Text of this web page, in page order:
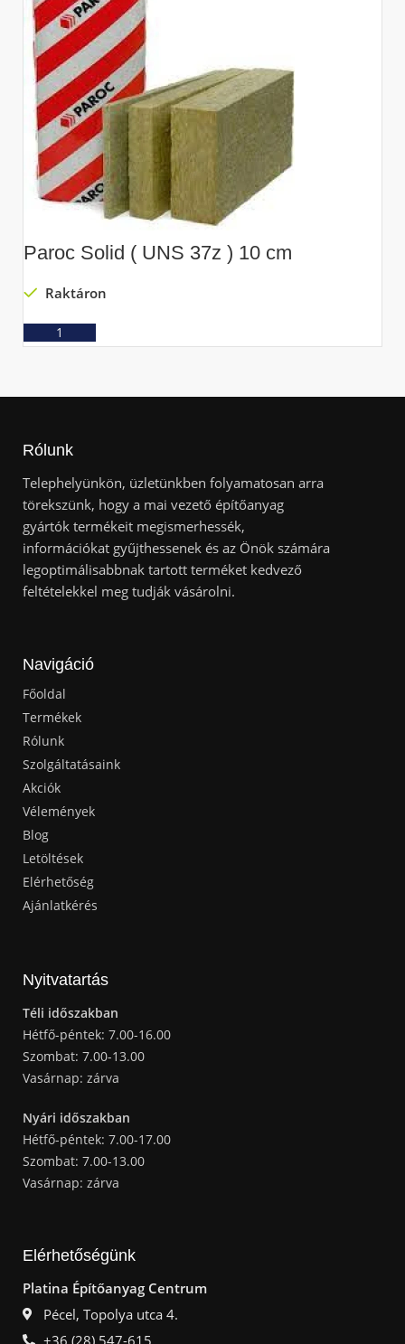
Paroc Solid ( UNS 37z ) 10 cm
Raktáron
Rólunk
Telephelyünkön, üzletünkben folyamatosan arra
törekszünk, hogy a mai vezető építőanyag
gyártók termékeit megismerhessék,
információkat gyűjthessenek és az Önök számára
legoptimálisabbnak tartott terméket kedvező
feltételekkel meg tudják vásárolni.
Navigáció
Főoldal
Termékek
Rólunk
Szolgáltatásaink
Akciók
Vélemények
Blog
Letöltések
Elérhetőség
Ajánlatkérés
Nyitvatartás
Téli időszakban
Hétfő-péntek: 7.00-16.00
Szombat: 7.00-13.00
Vasárnap: zárva
Nyári időszakban
Hétfő-péntek: 7.00-17.00
Szombat: 7.00-13.00
Vasárnap: zárva
Elérhetőségünk
Platina Építőanyag Centrum
Pécel, Topolya utca 4.
+36 (28) 547-615